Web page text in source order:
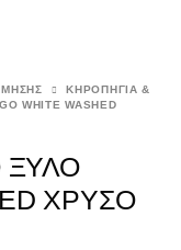
ΚΗΡΟΠΗΓΙΑ &
WHITE WASHED
ΞΥΛΟ
ΧΡΥΣΟ